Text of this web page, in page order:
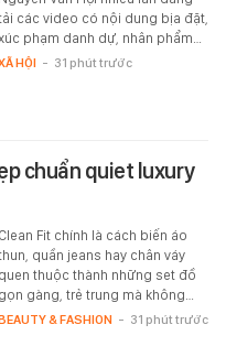
các video có nội dung bịa đặt,
phạm danh dự, nhân phẩm…
HỘI - 31 phút trước
chuẩn quiet luxury
Clean Fit chính là cách biến áo
quần jeans hay chân váy
quen thuộc thành những set đồ
gọn gàng, trẻ trung mà không…
& FASHION - 31 phút trước